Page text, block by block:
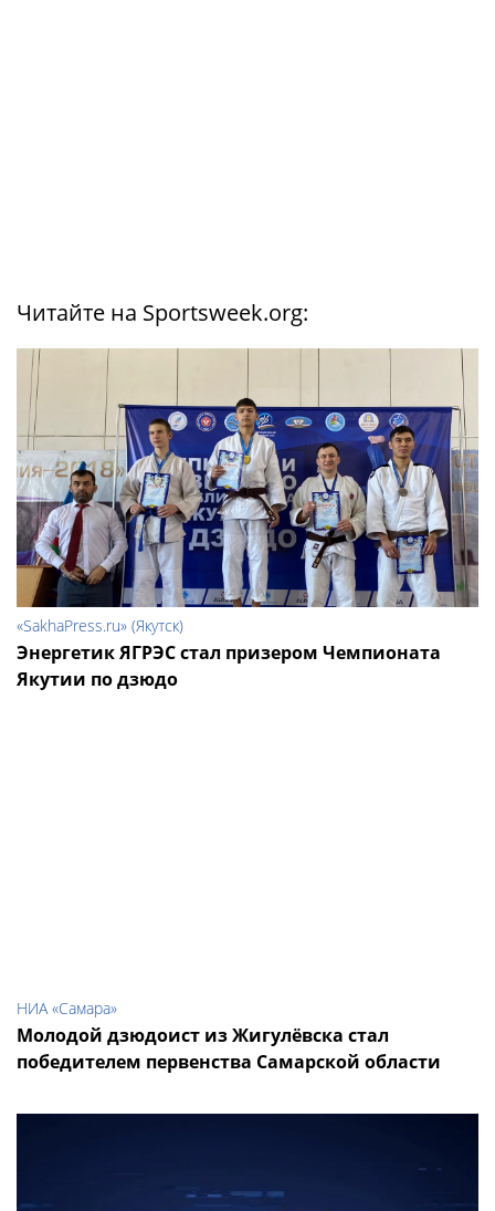
Читайте на Sportsweek.org:
«SakhaPress.ru» (Якутск)
Энергетик ЯГРЭС стал призером Чемпионата
Якутии по дзюдо
НИА «Самара»
Молодой дзюдоист из Жигулёвска стал
победителем первенства Самарской области